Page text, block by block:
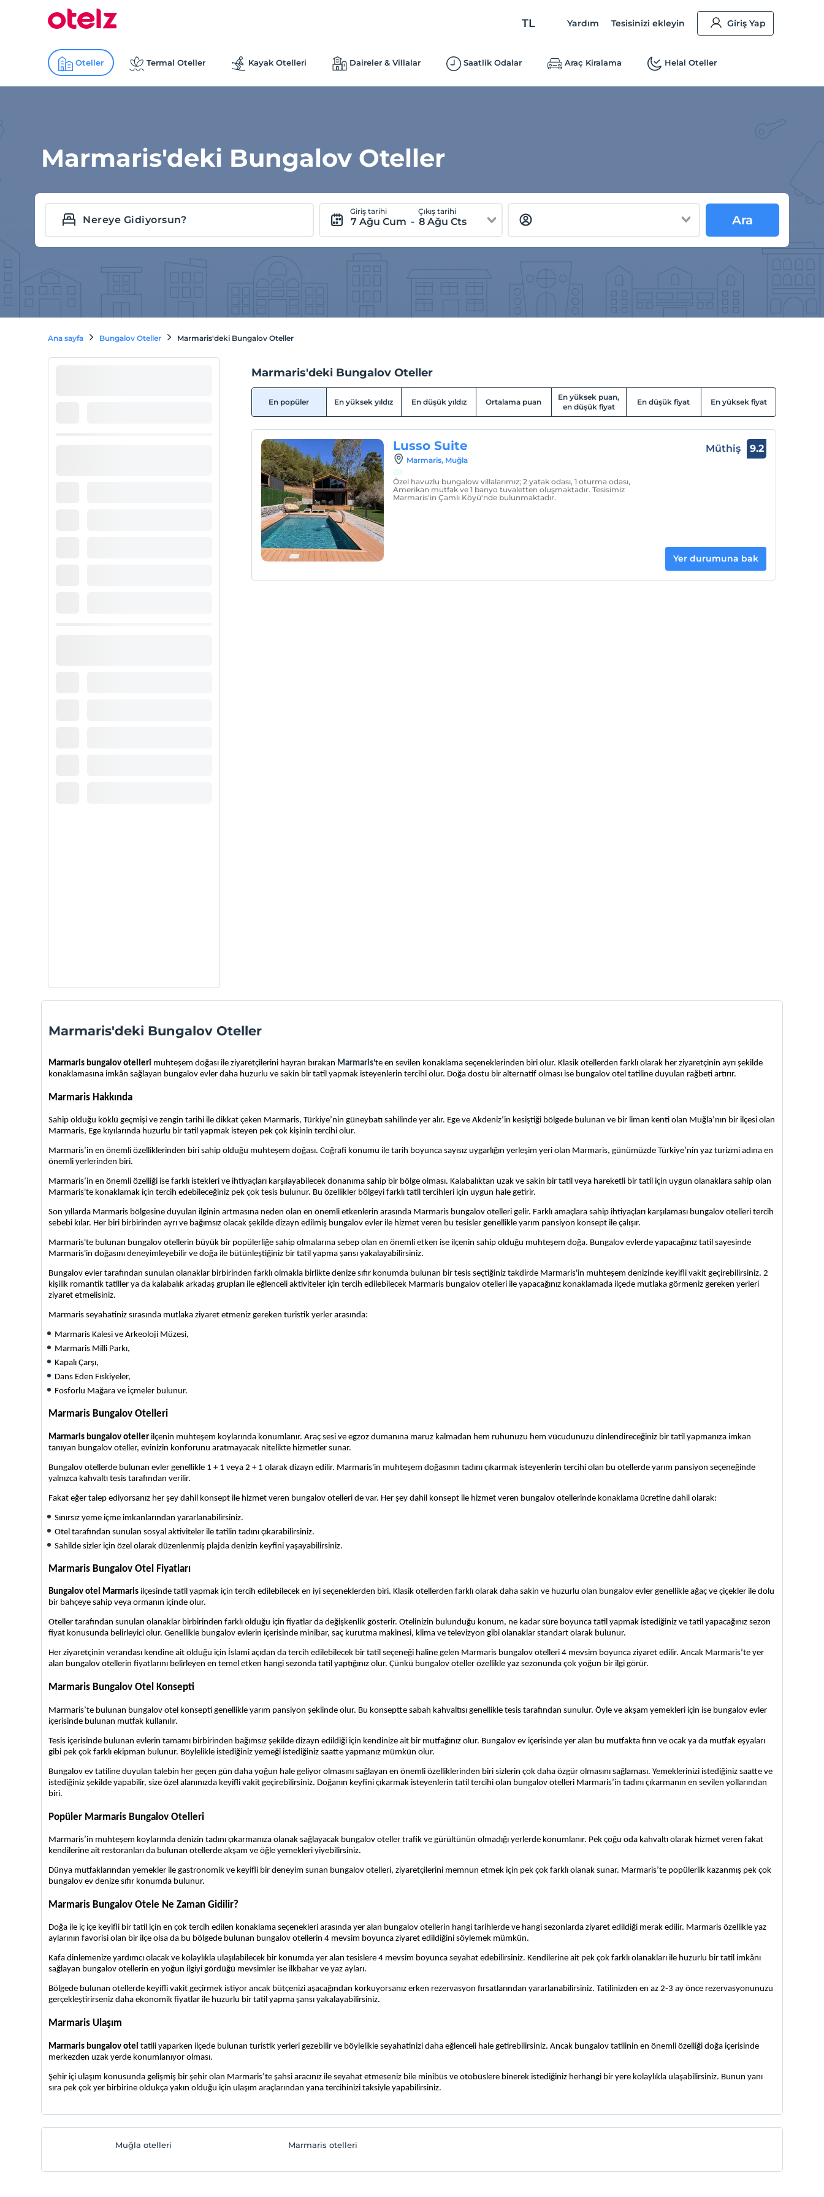
TL Yardım Tesisinizi ekleyin Giriş Yap
Oteller Termal Oteller Kayak Otelleri Daireler & Villalar Saatlik Odalar Araç Kiralama Helal Oteller
Marmaris'deki Bungalov Oteller
Giriş tarihi
7 Ağu Cum -
Çıkış tarihi
8 Ağu Cts Ara
Ana sayfa Bungalov Oteller Marmaris'deki Bungalov Oteller
Marmaris'deki Bungalov Oteller
En popüler En yüksek yıldız En düşük yıldız Ortalama puan
En yüksek puan,
en düşük fiyat
En düşük fiyat En yüksek fiyat
Lusso Suite
Marmaris, Muğla
Özel havuzlu bungalow villalarımız; 2 yatak odası, 1 oturma odası,
Amerikan mutfak ve 1 banyo tuvaletten oluşmaktadır. Tesisimiz
Marmaris'in Çamlı Köyü'nde bulunmaktadır.
Müthiş 9.2
Yer durumuna bak
Marmaris'deki Bungalov Oteller
Marmaris bungalov otelleri muhteşem doğası ile ziyaretçilerini hayran bırakan Marmaris'te en sevilen konaklama seçeneklerinden biri olur. Klasik otellerden farklı olarak her ziyaretçinin ayrı şekilde
konaklamasına imkân sağlayan bungalov evler daha huzurlu ve sakin bir tatil yapmak isteyenlerin tercihi olur. Doğa dostu bir alternatif olması ise bungalov otel tatiline duyulan rağbeti artırır.
Marmaris Hakkında
Sahip olduğu köklü geçmişi ve zengin tarihi ile dikkat çeken Marmaris, Türkiye’nin güneybatı sahilinde yer alır. Ege ve Akdeniz’in kesiştiği bölgede bulunan ve bir liman kenti olan Muğla’nın bir ilçesi olan
Marmaris, Ege kıyılarında huzurlu bir tatil yapmak isteyen pek çok kişinin tercihi olur.
Marmaris’in en önemli özelliklerinden biri sahip olduğu muhteşem doğası. Coğrafi konumu ile tarih boyunca sayısız uygarlığın yerleşim yeri olan Marmaris, günümüzde Türkiye’nin yaz turizmi adına en
önemli yerlerinden biri.
Marmaris’in en önemli özelliği ise farklı istekleri ve ihtiyaçları karşılayabilecek donanıma sahip bir bölge olması. Kalabalıktan uzak ve sakin bir tatil veya hareketli bir tatil için uygun olanaklara sahip olan
Marmaris'te konaklamak için tercih edebileceğiniz pek çok tesis bulunur. Bu özellikler bölgeyi farklı tatil tercihleri için uygun hale getirir.
Son yıllarda Marmaris bölgesine duyulan ilginin artmasına neden olan en önemli etkenlerin arasında Marmaris bungalov otelleri gelir. Farklı amaçlara sahip ihtiyaçları karşılaması bungalov otelleri tercih
sebebi kılar. Her biri birbirinden ayrı ve bağımsız olacak şekilde dizayn edilmiş bungalov evler ile hizmet veren bu tesisler genellikle yarım pansiyon konsept ile çalışır.
Marmaris'te bulunan bungalov otellerin büyük bir popülerliğe sahip olmalarına sebep olan en önemli etken ise ilçenin sahip olduğu muhteşem doğa. Bungalov evlerde yapacağınız tatil sayesinde
Marmaris'in doğasını deneyimleyebilir ve doğa ile bütünleştiğiniz bir tatil yapma şansı yakalayabilirsiniz.
Bungalov evler tarafından sunulan olanaklar birbirinden farklı olmakla birlikte denize sıfır konumda bulunan bir tesis seçtiğiniz takdirde Marmaris'in muhteşem denizinde keyifli vakit geçirebilirsiniz. 2
kişilik romantik tatiller ya da kalabalık arkadaş grupları ile eğlenceli aktiviteler için tercih edilebilecek Marmaris bungalov otelleri ile yapacağınız konaklamada ilçede mutlaka görmeniz gereken yerleri
ziyaret etmelisiniz.
Marmaris seyahatiniz sırasında mutlaka ziyaret etmeniz gereken turistik yerler arasında:
Marmaris Kalesi ve Arkeoloji Müzesi,
Marmaris Milli Parkı,
Kapalı Çarşı,
Dans Eden Fıskiyeler,
Fosforlu Mağara ve İçmeler bulunur.
Marmaris Bungalov Otelleri
Marmaris bungalov oteller ilçenin muhteşem koylarında konumlanır. Araç sesi ve egzoz dumanına maruz kalmadan hem ruhunuzu hem vücudunuzu dinlendireceğiniz bir tatil yapmanıza imkan
tanıyan bungalov oteller, evinizin konforunu aratmayacak nitelikte hizmetler sunar.
Bungalov otellerde bulunan evler genellikle 1 + 1 veya 2 + 1 olarak dizayn edilir. Marmaris'in muhteşem doğasının tadını çıkarmak isteyenlerin tercihi olan bu otellerde yarım pansiyon seçeneğinde
yalnızca kahvaltı tesis tarafından verilir.
Fakat eğer talep ediyorsanız her şey dahil konsept ile hizmet veren bungalov otelleri de var. Her şey dahil konsept ile hizmet veren bungalov otellerinde konaklama ücretine dahil olarak:
Sınırsız yeme içme imkanlarından yararlanabilirsiniz.
Otel tarafından sunulan sosyal aktiviteler ile tatilin tadını çıkarabilirsiniz.
Sahilde sizler için özel olarak düzenlenmiş plajda denizin keyfini yaşayabilirsiniz.
Marmaris Bungalov Otel Fiyatları
Bungalov otel Marmaris ilçesinde tatil yapmak için tercih edilebilecek en iyi seçeneklerden biri. Klasik otellerden farklı olarak daha sakin ve huzurlu olan bungalov evler genellikle ağaç ve çiçekler ile dolu
bir bahçeye sahip veya ormanın içinde olur.
Oteller tarafından sunulan olanaklar birbirinden farklı olduğu için fiyatlar da değişkenlik gösterir. Otelinizin bulunduğu konum, ne kadar süre boyunca tatil yapmak istediğiniz ve tatil yapacağınız sezon
fiyat konusunda belirleyici olur. Genellikle bungalov evlerin içerisinde minibar, saç kurutma makinesi, klima ve televizyon gibi olanaklar standart olarak bulunur.
Her ziyaretçinin verandası kendine ait olduğu için İslami açıdan da tercih edilebilecek bir tatil seçeneği haline gelen Marmaris bungalov otelleri 4 mevsim boyunca ziyaret edilir. Ancak Marmaris’te yer
alan bungalov otellerin fiyatlarını belirleyen en temel etken hangi sezonda tatil yaptığınız olur. Çünkü bungalov oteller özellikle yaz sezonunda çok yoğun bir ilgi görür.
Marmaris Bungalov Otel Konsepti
Marmaris’te bulunan bungalov otel konsepti genellikle yarım pansiyon şeklinde olur. Bu konseptte sabah kahvaltısı genellikle tesis tarafından sunulur. Öyle ve akşam yemekleri için ise bungalov evler
içerisinde bulunan mutfak kullanılır.
Tesis içerisinde bulunan evlerin tamamı birbirinden bağımsız şekilde dizayn edildiği için kendinize ait bir mutfağınız olur. Bungalov ev içerisinde yer alan bu mutfakta fırın ve ocak ya da mutfak eşyaları
gibi pek çok farklı ekipman bulunur. Böylelikle istediğiniz yemeği istediğiniz saatte yapmanız mümkün olur.
Bungalov ev tatiline duyulan talebin her geçen gün daha yoğun hale geliyor olmasını sağlayan en önemli özelliklerinden biri sizlerin çok daha özgür olmasını sağlaması. Yemeklerinizi istediğiniz saatte ve
istediğiniz şekilde yapabilir, size özel alanınızda keyifli vakit geçirebilirsiniz. Doğanın keyfini çıkarmak isteyenlerin tatil tercihi olan bungalov otelleri Marmaris’in tadını çıkarmanın en sevilen yollarından
biri.
Popüler Marmaris Bungalov Otelleri
Marmaris’in muhteşem koylarında denizin tadını çıkarmanıza olanak sağlayacak bungalov oteller trafik ve gürültünün olmadığı yerlerde konumlanır. Pek çoğu oda kahvaltı olarak hizmet veren fakat
kendilerine ait restoranları da bulunan otellerde akşam ve öğle yemekleri yiyebilirsiniz.
Dünya mutfaklarından yemekler ile gastronomik ve keyifli bir deneyim sunan bungalov otelleri, ziyaretçilerini memnun etmek için pek çok farklı olanak sunar. Marmaris’te popülerlik kazanmış pek çok
bungalov ev denize sıfır konumda bulunur.
Marmaris Bungalov Otele Ne Zaman Gidilir?
Doğa ile iç içe keyifli bir tatil için en çok tercih edilen konaklama seçenekleri arasında yer alan bungalov otellerin hangi tarihlerde ve hangi sezonlarda ziyaret edildiği merak edilir. Marmaris özellikle yaz
aylarının favorisi olan bir ilçe olsa da bu bölgede bulunan bungalov otellerin 4 mevsim boyunca ziyaret edildiğini söylemek mümkün.
Kafa dinlemenize yardımcı olacak ve kolaylıkla ulaşılabilecek bir konumda yer alan tesislere 4 mevsim boyunca seyahat edebilirsiniz. Kendilerine ait pek çok farklı olanakları ile huzurlu bir tatil imkânı
sağlayan bungalov otellerin en yoğun ilgiyi gördüğü mevsimler ise ilkbahar ve yaz ayları.
Bölgede bulunan otellerde keyifli vakit geçirmek istiyor ancak bütçenizi aşacağından korkuyorsanız erken rezervasyon fırsatlarından yararlanabilirsiniz. Tatilinizden en az 2-3 ay önce rezervasyonunuzu
gerçekleştirirseniz daha ekonomik fiyatlar ile huzurlu bir tatil yapma şansı yakalayabilirsiniz.
Marmaris Ulaşım
Marmaris bungalov otel tatili yaparken ilçede bulunan turistik yerleri gezebilir ve böylelikle seyahatinizi daha eğlenceli hale getirebilirsiniz. Ancak bungalov tatilinin en önemli özelliği doğa içerisinde
merkezden uzak yerde konumlanıyor olması.
Şehir içi ulaşım konusunda gelişmiş bir şehir olan Marmaris’te şahsi aracınız ile seyahat etmeseniz bile minibüs ve otobüslere binerek istediğiniz herhangi bir yere kolaylıkla ulaşabilirsiniz. Bunun yanı
sıra pek çok yer birbirine oldukça yakın olduğu için ulaşım araçlarından yana tercihinizi taksiyle yapabilirsiniz.
Muğla otelleri Marmaris otelleri